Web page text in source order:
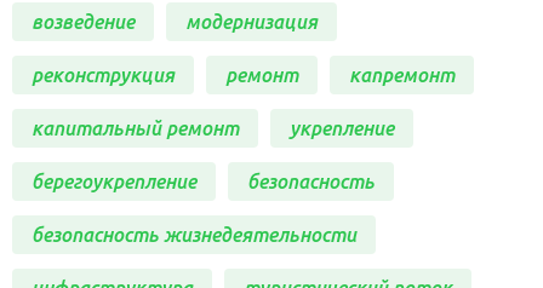
возведение модернизация
реконструкция ремонт капремонт
капитальный ремонт укрепление
берегоукрепление безопасность
безопасность жизнедеятельности